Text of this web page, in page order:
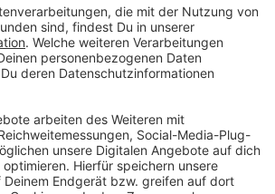
zu Ihren Aktivitäten
Bitte lesen Sie die
durch und stimmen Sie der
des Service zu, um dieses
Mehr Informationen
Akzeptieren